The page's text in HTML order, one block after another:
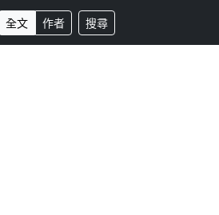
全文 作者 搜尋